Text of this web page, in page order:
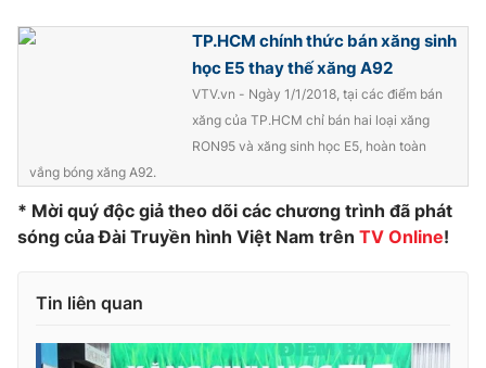
Lịch phát sóng
Emagazine
Photo Infographic
Video
VTV Money VTV Thể thao
TP.HCM chính thức bán xăng sinh
học E5 thay thế xăng A92
VTV.vn - Ngày 1/1/2018, tại các điểm bán
xăng của TP.HCM chỉ bán hai loại xăng
RON95 và xăng sinh học E5, hoàn toàn
vắng bóng xăng A92.
* Mời quý độc giả theo dõi các chương trình đã phát
sóng của Đài Truyền hình Việt Nam trên TV Online!
Tin liên quan